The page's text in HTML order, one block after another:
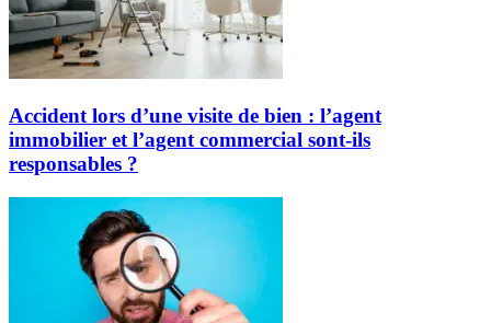
Accident lors d’une visite de bien : l’agent
immobilier et l’agent commercial sont-ils
responsables ?